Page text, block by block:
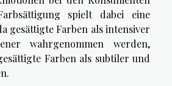
spielt dabei eine
gesättigte Farben als intensiver
wahrgenommen werden,
Farben als subtiler und